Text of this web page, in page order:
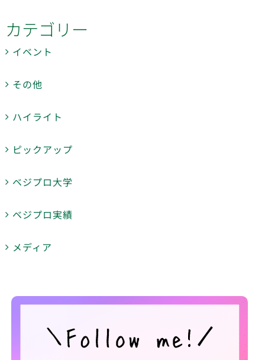
カテゴリー
イベント
その他
ハイライト
ピックアップ
ベジプロ大学
ベジプロ実績
メディア